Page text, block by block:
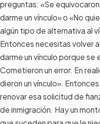
preguntas: «Se
darme un vínculo» o «No
algún tipo de alternativa al
Entonces necesitas volver
darme un vínculo porque se
Cometieron un error. En
dieron un vínculo».
renovar esa solicitud de
de inmigración. Hay un